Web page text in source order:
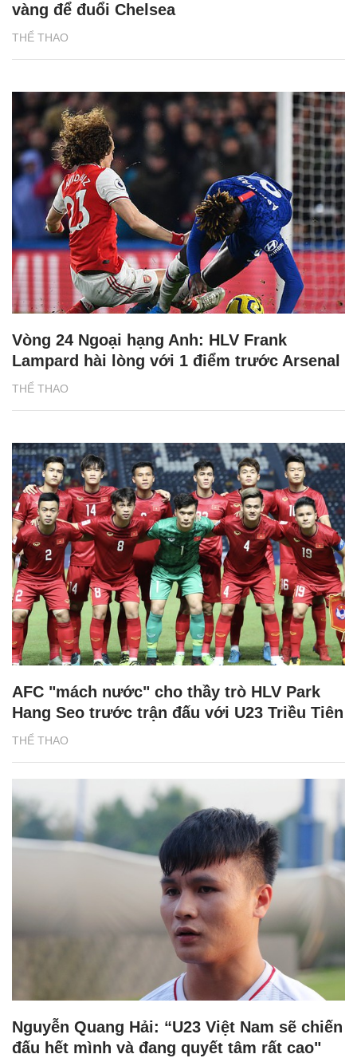
THỂ THAO
vàng để đuổi Chelsea
THỂ THAO
Vòng 24 Ngoại hạng Anh: HLV Frank
Lampard hài lòng với 1 điểm trước Arsenal
THỂ THAO
AFC "mách nước" cho thầy trò HLV Park
Hang Seo trước trận đấu với U23 Triều Tiên
Nguyễn Quang Hải: “U23 Việt Nam sẽ chiến
đấu hết mình và đang quyết tâm rất cao"